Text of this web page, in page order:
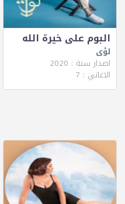
البوم على خيرة الله
لؤى
اصدار سنة : 2020
الاغاني : 7